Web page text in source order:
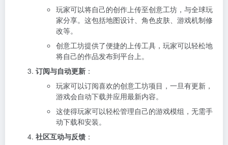
玩家可以将自己的创作上传至创意工坊，与全球玩
家分享。这包括地图设计、角色皮肤、游戏机制修
改等。
创意工坊提供了便捷的上传工具，玩家可以轻松地
将自己的作品发布到平台上。
订阅与自动更新 ：
玩家可以订阅喜欢的创意工坊项目，一旦有更新，
游戏会自动下载并应用最新内容。
这使得玩家可以轻松管理自己的游戏模组，无需手
动下载和安装。
社区互动与反馈 ：